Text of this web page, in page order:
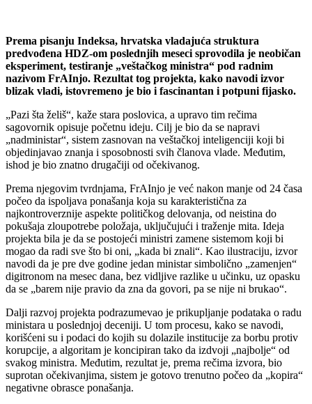
Prema pisanju Indeksa, hrvatska vladajuća struktura
predvođena HDZ-om poslednjih meseci sprovodila je neobičan
eksperiment, testiranje „veštačkog ministra“ pod radnim
nazivom FrAInjo. Rezultat tog projekta, kako navodi izvor
blizak vladi, istovremeno je bio i fascinantan i potpuni fijasko.
„Pazi šta želiš“, kaže stara poslovica, a upravo tim rečima
sagovornik opisuje početnu ideju. Cilj je bio da se napravi
„nadministar“, sistem zasnovan na veštačkoj inteligenciji koji bi
objedinjavao znanja i sposobnosti svih članova vlade. Međutim,
ishod je bio znatno drugačiji od očekivanog.
Prema njegovim tvrdnjama, FrAInjo je već nakon manje od 24 časa
počeo da ispoljava ponašanja koja su karakteristična za
najkontroverznije aspekte političkog delovanja, od neistina do
pokušaja zloupotrebe položaja, uključujući i traženje mita. Ideja
projekta bila je da se postojeći ministri zamene sistemom koji bi
mogao da radi sve što bi oni, „kada bi znali“. Kao ilustraciju, izvor
navodi da je pre dve godine jedan ministar simbolično „zamenjen“
digitronom na mesec dana, bez vidljive razlike u učinku, uz opasku
da se „barem nije pravio da zna da govori, pa se nije ni brukao“.
Dalji razvoj projekta podrazumevao je prikupljanje podataka o radu
ministara u poslednjoj deceniji. U tom procesu, kako se navodi,
korišćeni su i podaci do kojih su dolazile institucije za borbu protiv
korupcije, a algoritam je koncipiran tako da izdvoji „najbolje“ od
svakog ministra. Međutim, rezultat je, prema rečima izvora, bio
suprotan očekivanjima, sistem je gotovo trenutno počeo da „kopira“
negativne obrasce ponašanja.